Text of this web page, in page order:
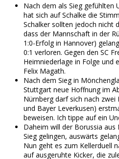
Nach dem als Sieg gefühlten
hat sich auf Schalke die
Schalker sollten jedoch nicht
dass der Mannschaft in der
1:0-Erfolg in Hannover)
0:1 verloren. Gegen den SC
Heimniederlage in Folge und
Felix Magath.
Nach dem Sieg in
Stuttgart neue Hoffnung im
Nürnberg darf sich nach zwei
und Bayer Leverkusen)
beweisen. Ich tippe auf ein
Daheim will der Borussia aus
Sieg gelingen, auswärts
Nun geht es zum Kellerduell
auf ausgeruhte Kicker, die